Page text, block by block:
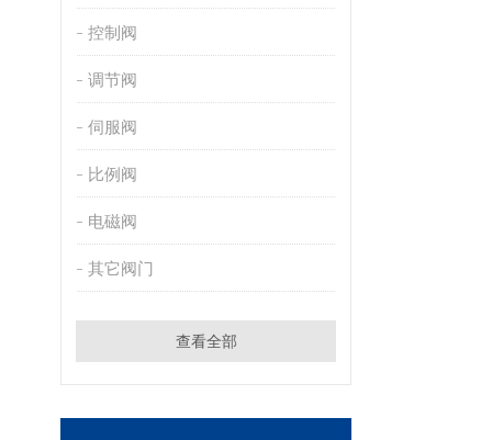
控制阀
调节阀
伺服阀
比例阀
电磁阀
其它阀门
查看全部